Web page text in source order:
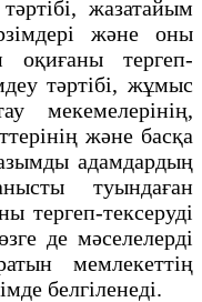
жазатайым
және оны
оқиғаны тергеп-
тәртібі, жұмыс
мекемелерінің,
және басқа
адамдардың
туындаған
тергеп-тексеруді
де мәселелерді
мемлекеттің
белгіленеді.